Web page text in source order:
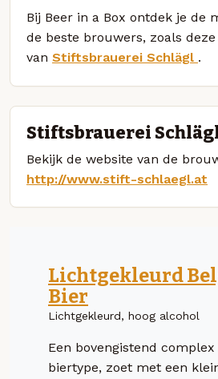
Bij Beer in a Box ontdek je de
de beste brouwers, zoals deze
van Stiftsbrauerei Schlägl .
Stiftsbrauerei
Bekijk de website van de
http://www.stift-schlaegl.at
Lichtgekleurd
Bier
Lichtgekleurd, hoog alcohol
Een bovengistend
biertype, zoet met een